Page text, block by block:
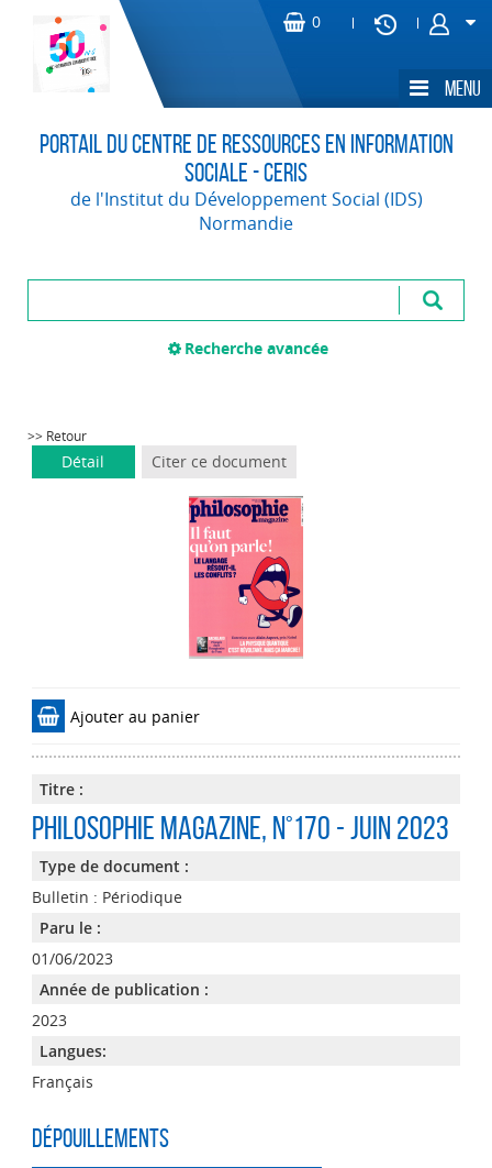
Portail du Centre de Ressources en Information
Sociale - CERIS
de l'Institut du Développement Social (IDS)
Normandie
Recherche avancée
>> Retour
Détail Citer ce document
Ajouter au panier
Titre :
Philosophie magazine, n°170 - Juin 2023
Type de document :
Bulletin : Périodique
Paru le :
01/06/2023
Année de publication :
2023
Langues:
Français
Dépouillements